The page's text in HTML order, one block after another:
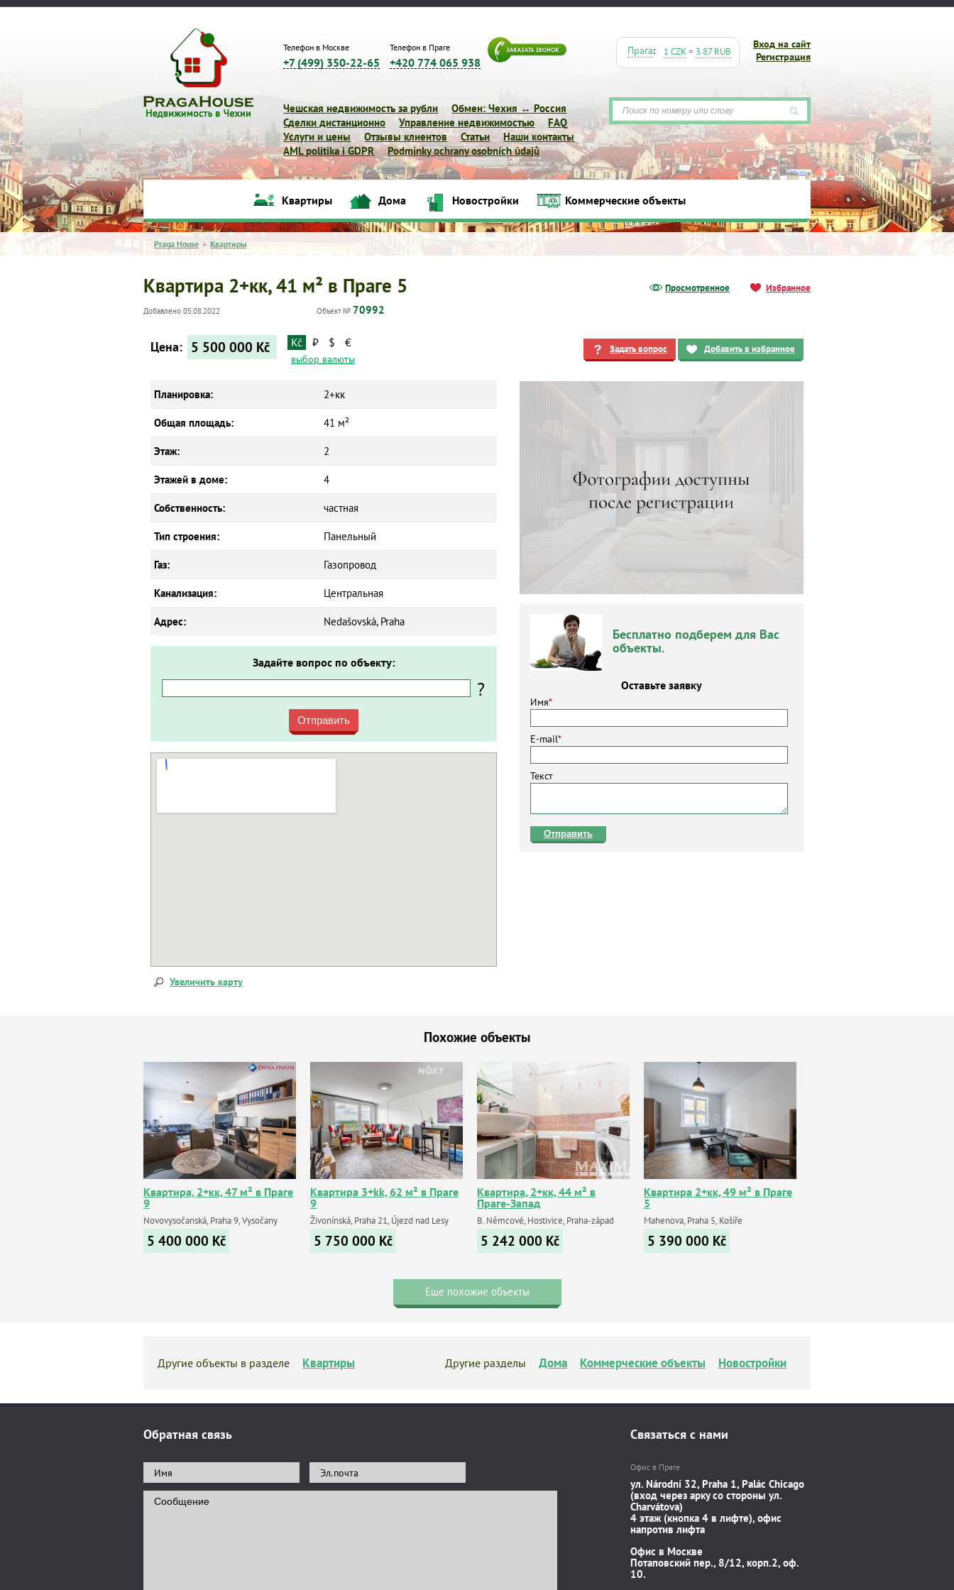
Телефон в Москве
+7 (499) 350-22-65
Телефон в Праге
+420 774 065 938
Вход на сайт
Регистрация
Прага: 1 CZK= 3.87 RUB
Чешская недвижимость за рубли
Обмен: Чехия ↔ Россия
Сделки дистанционно
Управление недвижимостью
FAQ
Услуги и цены
Отзывы клиентов Статьи
Наши контакты
AML politika i GDPR
Podmínky ochrany osobních údajů
Квартиры Коммерческие объекты
Квартиры Дома Новостройки Коммерческие объекты
Praga House > Квартиры
Просмотренное Избранное
Квартира 2+кк, 41 м² в Праге 5
Добавлено 05.08.2022 Объект № 70992
Задать вопрос Добавить в избранное
Бесплатно подберем для Вас
объекты.
Оставьте заявку
Имя*
E-mail*
Текст
Отправить
Цена: 5 500 000 Kč Kč ₽ $ €
выбор валюты
Планировка: 2+кк
Общая площадь: 41 м²
Этаж: 2
Этажей в доме: 4
Собственность: частная
Тип строения: Панельный
Газ: Газопровод
Канализация: Центральная
Адрес: Nedašovská, Praha
Задайте вопрос по объекту:
?
Отправить
Увеличить карту
Похожие объекты
Квартира, 2+кк, 47 м² в Праге
9
Novovysočanská, Praha 9, Vysočany
5 400 000 Kč
Квартира 3+kk, 62 м² в Праге
9
Živonínská, Praha 21, Újezd nad Lesy
5 750 000 Kč
Квартира, 2+кк, 44 м² в
Праге-Запад
B. Němcové, Hostivice, Praha-západ
5 242 000 Kč
Квартира 2+кк, 49 м² в Праге
5
Mahenova, Praha 5, Košíře
5 390 000 Kč
Еще похожие объекты
Другие объекты в разделе Квартиры Другие разделы Дома Коммерческие объекты Новостройки
Обратная связь Связаться с нами
Офис в Праге
ул. Národní 32, Praha 1, Palác Chicago
(вход через арку со стороны ул.
Charvátova)
4 этаж (кнопка 4 в лифте), офис
напротив лифта
Офис в Москве
Потаповский пер., 8/12, корп.2, оф.
10.